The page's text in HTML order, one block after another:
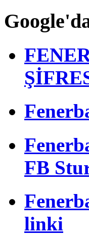
FB
linki